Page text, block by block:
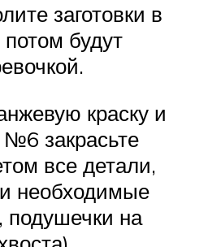
заготовки в
будут
краску и
№6 закрасьте
все детали,
необходимые
подушечки на